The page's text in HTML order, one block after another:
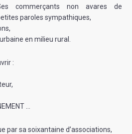
commerçants non avares de
paroles sympathiques,
en milieu rural.
:
…
par sa soixantaine d’associations,